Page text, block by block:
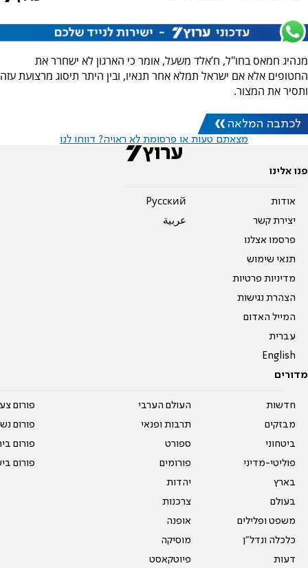
מנהיג חמאס בחו"ל, ח’אלד משעל, אומר כי הארגון לא ישחרר את
החטופים אלא אם ישראל תמלא אחר תנאיו, ובין היתר תיסוג מרצועת עזה
ותסיר את המצור.
לכתבה המלאה
מצאתם טעות או פרסומת לא ראויה? דווחו לנו
פנו אלינו
אודות
יצירת קשר
פרסמו אצלנו
תנאי שימוש
מדיניות פרטיות
הצהרת נגישות
המייל האדום
עברית
English
Pусский
عربية
מדורים
חדשות
מבזקים
ביטחוני
פוליטי-מדיני
בארץ
בעולם
משפט ופלילים
כלכלה ונדל"ן
דעות
העולם הערבי
תרבות ופנאי
ספורט
פורומים
יהדות
צרכנות
אופנה
מוסיקה
פיוטקאסט
פורום
פורום
פורום
פורום